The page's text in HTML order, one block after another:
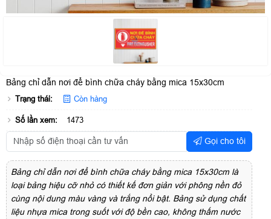
Bảng chỉ dẫn nơi để bình chữa cháy bằng mica 15x30cm
Trạng thái: Còn hàng
Số lần xem: 1473
Gọi cho tôi
Bảng chỉ dẫn nơi để bình chữa cháy bằng mica 15x30cm là
loại bảng hiệu cỡ nhỏ có thiết kế đơn giản với phông nền đỏ
cùng nội dung màu vàng và trắng nổi bật. Bảng sử dụng chất
liệu nhựa mica trong suốt với độ bền cao, không thấm nước